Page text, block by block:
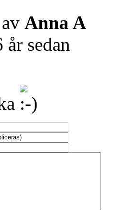
Anna A
sedan